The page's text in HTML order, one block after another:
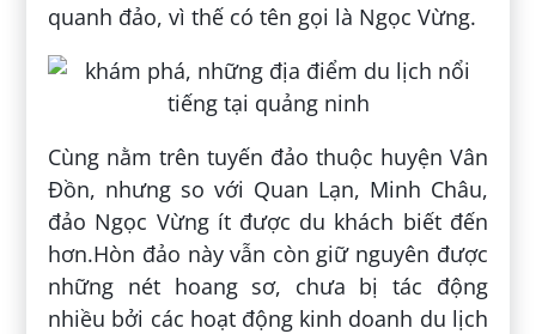
quanh đảo, vì thế có tên gọi là Ngọc Vừng.
Cùng nằm trên tuyến đảo thuộc huyện Vân
Đồn, nhưng so với Quan Lạn, Minh Châu,
đảo Ngọc Vừng ít được du khách biết đến
hơn.Hòn đảo này vẫn còn giữ nguyên được
những nét hoang sơ, chưa bị tác động
nhiều bởi các hoạt động kinh doanh du lịch